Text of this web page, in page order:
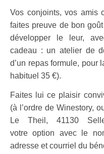
Vos conjoints, vos amis
faites preuve de bon
développer le leur,
cadeau : un atelier de
d’un repas formule, pour
habituel 35 €).
Faites lui ce plaisir
(à
l’ordre de Winestory,
Le Theil, 41130
votreoption avec le
adresse et courriel du